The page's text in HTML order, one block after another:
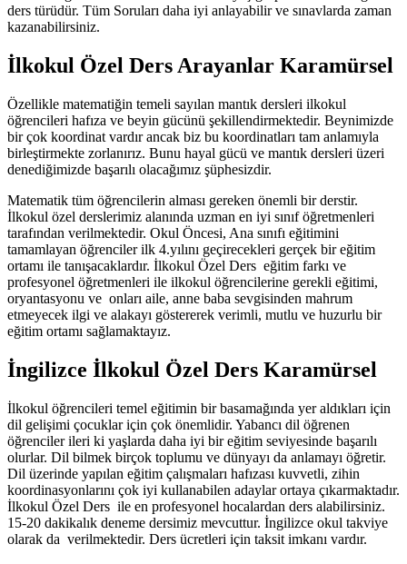
ders türüdür. Tüm Soruları daha iyi anlayabilir ve sınavlarda zaman
kazanabilirsiniz.
İlkokul Özel Ders Arayanlar Karamürsel
Özellikle matematiğin temeli sayılan mantık dersleri ilkokul
öğrencileri hafıza ve beyin gücünü şekillendirmektedir. Beynimizde
bir çok koordinat vardır ancak biz bu koordinatları tam anlamıyla
birleştirmekte zorlanırız. Bunu hayal gücü ve mantık dersleri üzeri
denediğimizde başarılı olacağımız şüphesizdir.
Matematik tüm öğrencilerin alması gereken önemli bir derstir.
İlkokul özel derslerimiz alanında uzman en iyi sınıf öğretmenleri
tarafından verilmektedir. Okul Öncesi, Ana sınıfı eğitimini
tamamlayan öğrenciler ilk 4.yılını geçirecekleri gerçek bir eğitim
ortamı ile tanışacaklardır. İlkokul Özel Ders eğitim farkı ve
profesyonel öğretmenleri ile ilkokul öğrencilerine gerekli eğitimi,
oryantasyonu ve onları aile, anne baba sevgisinden mahrum
etmeyecek ilgi ve alakayı göstererek verimli, mutlu ve huzurlu bir
eğitim ortamı sağlamaktayız.
İngilizce İlkokul Özel Ders Karamürsel
İlkokul öğrencileri temel eğitimin bir basamağında yer aldıkları için
dil gelişimi çocuklar için çok önemlidir. Yabancı dil öğrenen
öğrenciler ileri ki yaşlarda daha iyi bir eğitim seviyesinde başarılı
olurlar. Dil bilmek birçok toplumu ve dünyayı da anlamayı öğretir.
Dil üzerinde yapılan eğitim çalışmaları hafızası kuvvetli, zihin
koordinasyonlarını çok iyi kullanabilen adaylar ortaya çıkarmaktadır.
İlkokul Özel Ders ile en profesyonel hocalardan ders alabilirsiniz.
15-20 dakikalık deneme dersimiz mevcuttur. İngilizce okul takviye
olarak da verilmektedir. Ders ücretleri için taksit imkanı vardır.